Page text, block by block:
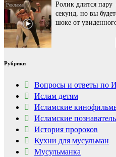
Ролик длится пару
секунд, но вы
шоке от
Королева вагона
отожгла! Видео не
Рубрики
Вопросы и ответы по
Ислам детям
Исламские
Исламские
История пророков
Кухни для мусульман
Мусульманка